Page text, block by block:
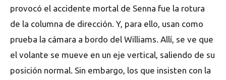
provocó el accidente mortal de Senna fue la rotura
de la columna de dirección. Y, para ello, usan como
prueba la cámara a bordo del Williams. Allí, se ve que
el volante se mueve en un eje vertical, saliendo de su
posición normal. Sin embargo, los que insisten con la